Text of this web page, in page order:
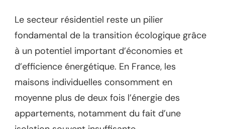
Le secteur résidentiel reste un pilier
fondamental de la transition écologique grâce
à un potentiel important d’économies et
d’efficience énergétique. En France, les
maisons individuelles consomment en
moyenne plus de deux fois l’énergie des
appartements, notamment du fait d’une